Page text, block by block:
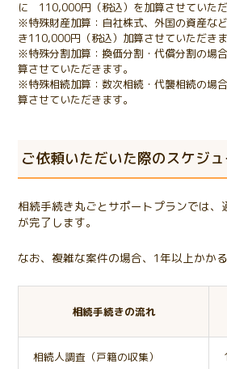
に 110,000円（税込）を加算させていた
※特殊財産加算：自社株式、外国の資産な
き110,000円（税込）加算させていただきま
※特殊分割加算：換価分割・代償分割の場
算させていただきます。
※特殊相続加算：数次相続・代襲相続の場
算させていただきます。
ご依頼いただいた際のスケジュ
相続手続き丸ごとサポートプランでは、
が完了します。
なお、複雑な案件の場合、1年以上かか
相続手続きの流れ
相続人調査（戸籍の収集）